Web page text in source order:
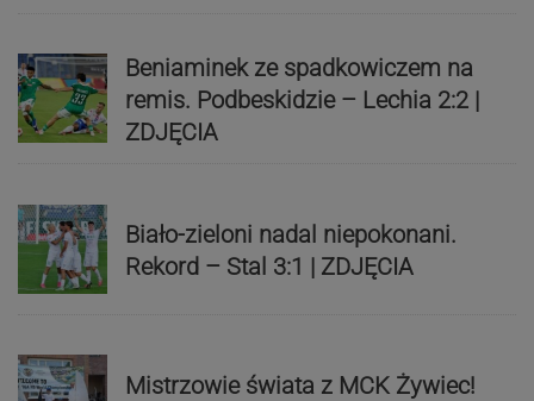
Beniaminek ze spadkowiczem na
remis. Podbeskidzie – Lechia 2:2 |
ZDJĘCIA
Biało-zieloni nadal niepokonani.
Rekord – Stal 3:1 | ZDJĘCIA
Mistrzowie świata z MCK Żywiec!